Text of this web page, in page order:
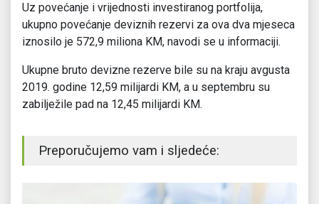
Uz povećanje i vrijednosti investiranog portfolija,
ukupno povećanje deviznih rezervi za ova dva mjeseca
iznosilo je 572,9 miliona KM, navodi se u informaciji.
Ukupne bruto devizne rezerve bile su na kraju avgusta
2019. godine 12,59 milijardi KM, a u septembru su
zabilježile pad na 12,45 milijardi KM.
Preporučujemo vam i sljedeće: